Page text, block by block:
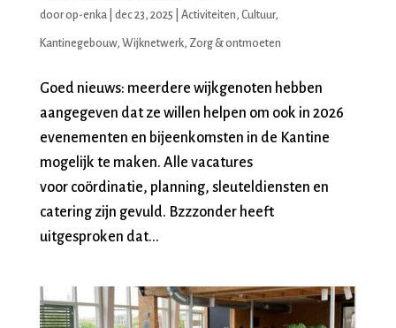
doorop-enka| dec 23, 2025 Activiteiten, Cultuur,
Kantinegebouw, Wijknetwerk, Zorg & ontmoeten
Goed nieuws: meerdere wijkgenoten hebben
aangegeven dat ze willen helpen om ook in 2026
evenementen en bijeenkomsten in de Kantine
mogelijk te maken. Alle vacatures
voor coördinatie, planning, sleuteldiensten en
catering zijn gevuld. Bzzzonder heeft
uitgesproken dat...